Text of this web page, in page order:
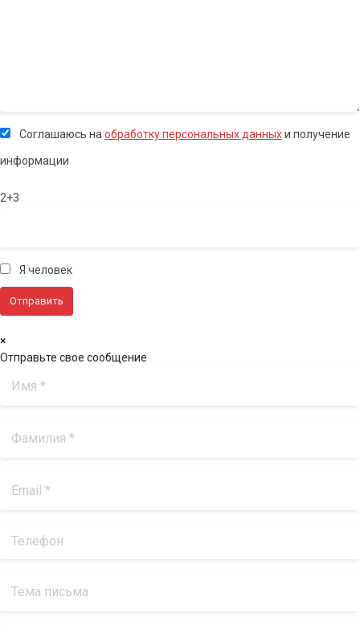
Соглашаюсь на обработку персональных данныхи получение
информации
2+3
Я человек
×
Отправьте свое сообщение